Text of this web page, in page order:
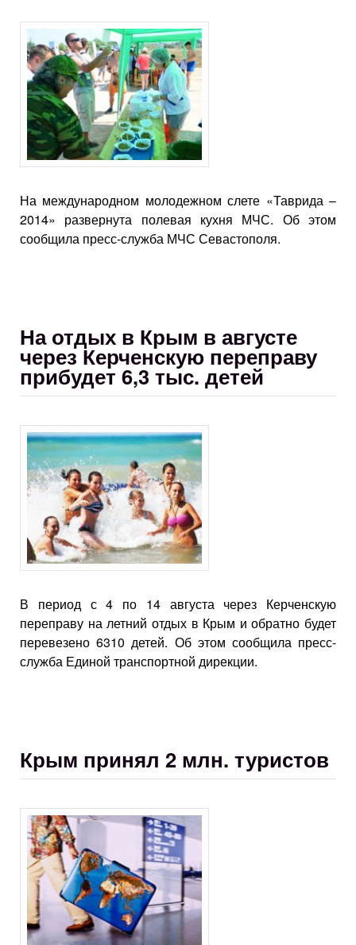
На международном молодежном слете «Таврида –
2014» развернута полевая кухня МЧС. Об этом
сообщила пресс-служба МЧС Севастополя.
На отдых в Крым в августе
через Керченскую переправу
прибудет 6,3 тыс. детей
В период с 4 по 14 августа через Керченскую
переправу на летний отдых в Крым и обратно будет
перевезено 6310 детей. Об этом сообщила пресс-
служба Единой транспортной дирекции.
Крым принял 2 млн. туристов